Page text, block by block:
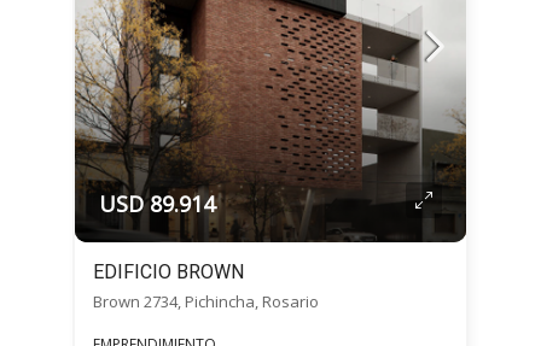
USD 89.914
EDIFICIO BROWN
Brown 2734, Pichincha, Rosario